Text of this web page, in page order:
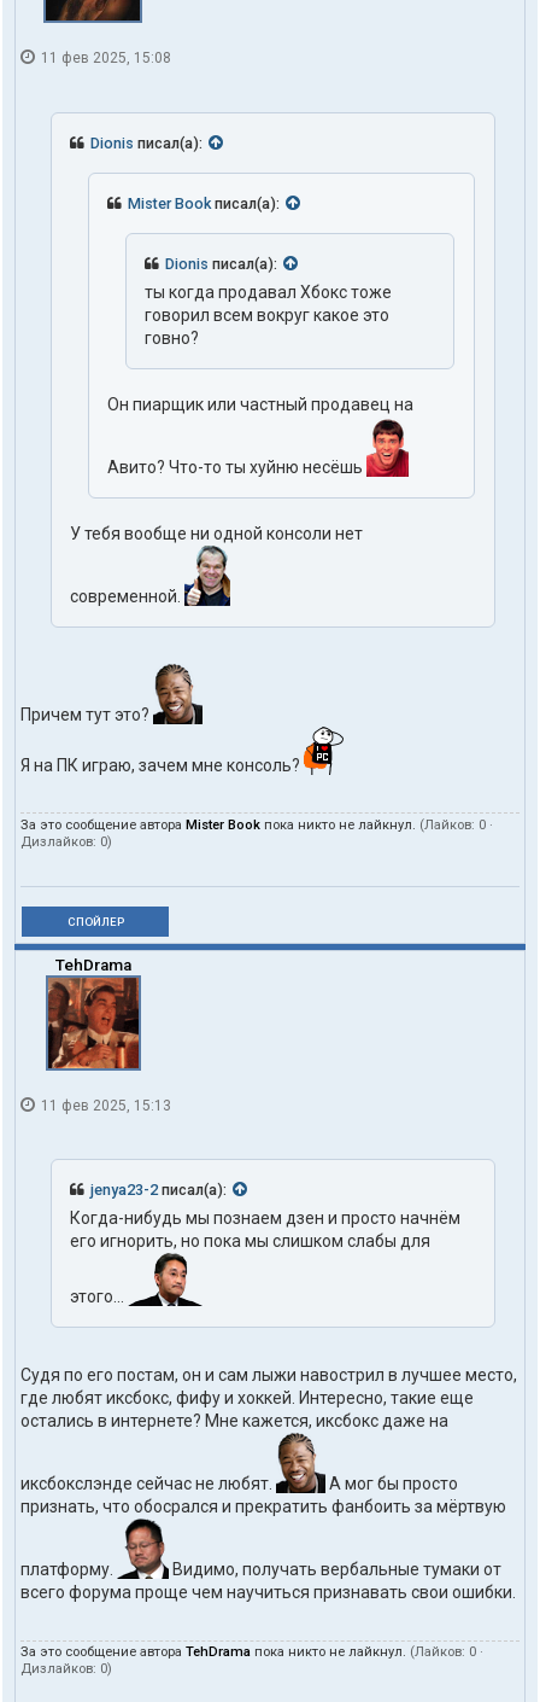
11 фев 2025, 15:08
Dionis писал(а):
Mister Book писал(а):
Dionis писал(а):
ты когда продавал Хбокс тоже
говорил всем вокруг какое это
говно?
Он пиарщик или частный продавец на
Авито? Что-то ты хуйню несёшь
У тебя вообще ни одной консоли нет
современной.
Причем тут это?
Я на ПК играю, зачем мне консоль?
За это сообщение автора Mister Book пока никто не лайкнул. (Лайков: 0 ·
Дизлайков: 0)
СПОЙЛЕР
TehDrama
11 фев 2025, 15:13
jenya23-2писал(а):
Когда-нибудь мы познаем дзен и просто начнём
его игнорить, но пока мы слишком слабы для
этого...
Судя по его постам, он и сам лыжи навострил в лучшее место,
где любят иксбокс, фифу и хоккей. Интересно, такие еще
остались в интернете? Мне кажется, иксбокс даже на
иксбокслэнде сейчас не любят.
А мог бы просто
признать, что обосрался и прекратить фанбоить за мёртвую
платформу.
Видимо, получать вербальные тумаки от
всего форума проще чем научиться признавать свои ошибки.
За это сообщение автора TehDrama пока никто не лайкнул. (Лайков: 0 ·
Дизлайков: 0)